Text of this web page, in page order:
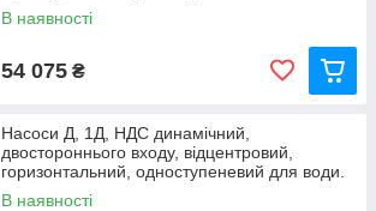
В наявності
54 075 ₴
Насоси Д, 1Д, НДС динамічний,
двостороннього входу, відцентровий,
горизонтальний, одноступеневий для води.
В наявності